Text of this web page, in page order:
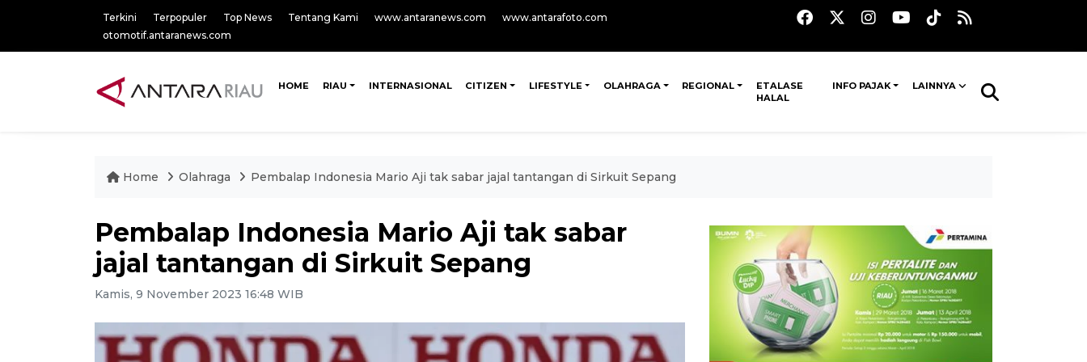
Terkini Terpopuler Top News Tentang Kami www.antaranews.com
www.antarafoto.com
otomotif.antaranews.com
HOME RIAU INTERNASIONAL CITIZEN LIFESTYLE OLAHRAGA REGIONAL
ETALASE
HALAL
INFO PAJAK LAINNYA
Home Olahraga Pembalap Indonesia Mario Aji tak sabar jajal tantangan di Sirkuit Sepang
Pembalap Indonesia Mario Aji tak sabar
jajal tantangan di Sirkuit Sepang
Kamis, 9 November 2023 16:48 WIB